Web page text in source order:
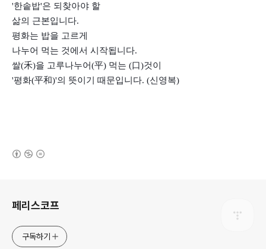
'한솥밥'은 되찾아야 할
삶의 근본입니다.
평화는 밥을 고르게
나누어 먹는 것에서 시작됩니다.
쌀(禾)을 고루나누어(平) 먹는 (口)것이
'평화(平和)'의 뜻이기 때문입니다. (신영복)
페리스코프
구독하기